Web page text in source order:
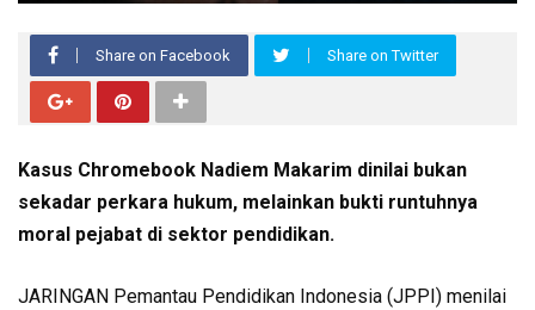
Share on Facebook Share on Twitter
Kasus Chromebook Nadiem Makarim dinilai bukan
sekadar perkara hukum, melainkan bukti runtuhnya
moral pejabat di sektor pendidikan.
JARINGAN Pemantau Pendidikan Indonesia (JPPI) menilai